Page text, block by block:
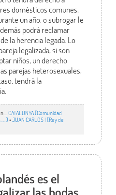
domésticos comunes,
un año, o subrogar le
podrá reclamar
la herencia legada. Lo
legalizada, si son
niños, un derecho
parejas heterosexuales,
tendrá la
CATALUNYA (Comunidad
•JUAN CARLOS I (Rey de
es el